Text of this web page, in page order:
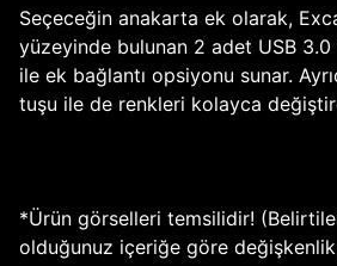
Seçeceğin anakarta ek olarak,
yüzeyinde bulunan 2 adet USB
ile ek bağlantı opsiyonu sunar.
tuşu ile de renkleri kolayca
*Ürün görselleri temsilidir!
olduğunuz içeriğe göre